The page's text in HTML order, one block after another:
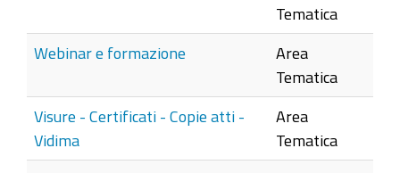
Tematica
Webinar e formazione
Area
Tematica
Visure - Certificati - Copie atti -
Vidima
Area
Tematica